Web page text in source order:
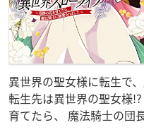
異世界の聖女様に転生で
転生先は異世界の聖女様
育てたら、 魔法騎士の団